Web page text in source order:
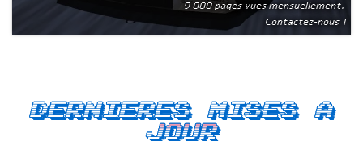
9 000 pages vues mensuellement.
Contactez-nous !
Dernieres mises a
jour